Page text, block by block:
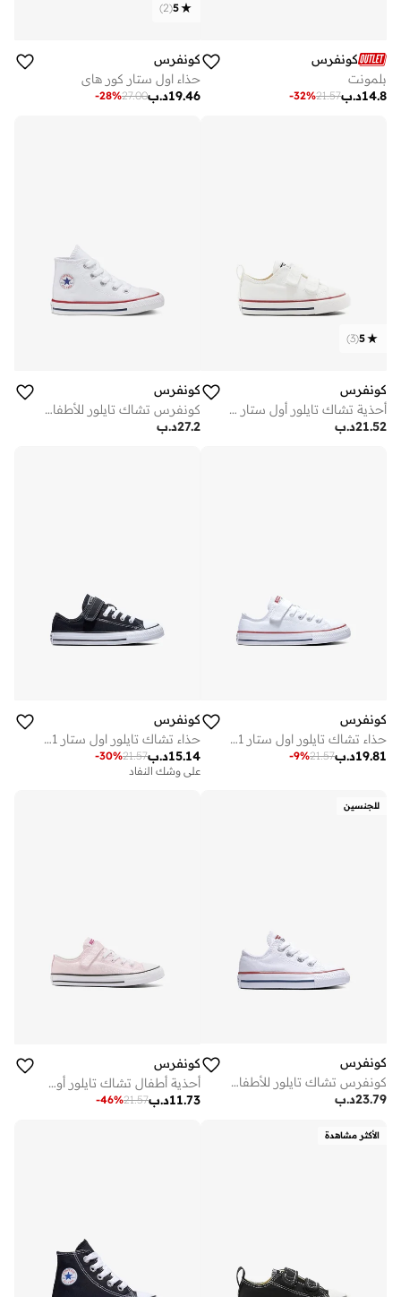
كونفرس
بلمونت
د.ب14.8
21.57
-32%
5
(
2
)
كونفرس
حذاء اول ستار كور هاي
د.ب19.46
27.00
-28%
5
(
3
)
كونفرس
أحذية تشاك تايلور أول ستار في للأطفال
د.ب21.52
كونفرس
كونفرس تشاك تايلور للأطفال الرضع
د.ب27.2
كونفرس
حذاء تشاك تايلور اول ستار 1 في للاطفال
د.ب19.81
21.57
-9%
كونفرس
حذاء تشاك تايلور اول ستار 1 في للاطفال
د.ب15.14
21.57
-30%
على وشك النفاد
للجنسين
كونفرس
كونفرس تشاك تايلور للأطفال الرضع
د.ب23.79
كونفرس
أحذية أطفال تشاك تايلور أول ستار
د.ب11.73
21.57
-46%
الأكثر مشاهدة